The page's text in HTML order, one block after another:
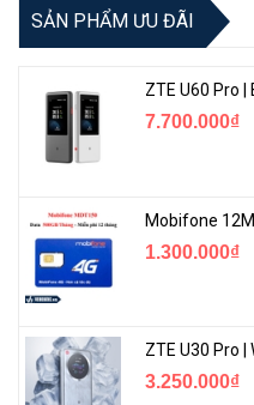
CPU core count
Dimensions
RouterOS license
Operating System
SẢN PHẨM ƯU ĐÃI
7.700.000₫
1.300.000₫
3.250.000₫